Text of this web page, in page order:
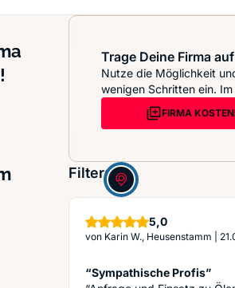
Trage Deine Firma
Nutze die Möglichkeit
wenigen Schritten ein.
FIRMA
Filter:
5,0Sterne
von Karin W., Heusenstamm
“Sympathische Profis”